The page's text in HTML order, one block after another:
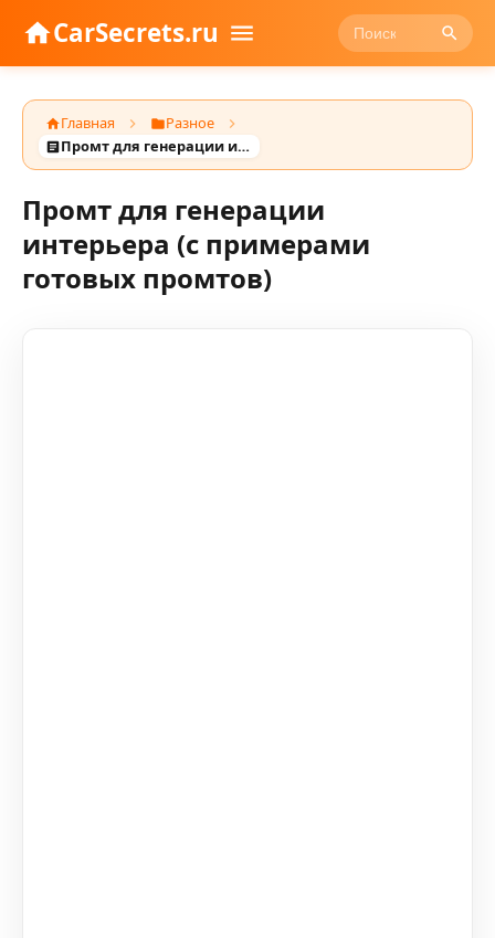
CarSecrets.ru
Главная
Разное
Промт для генерации интерьера (с примерами готовых промтов)
Промт для генерации
интерьера (с примерами
готовых промтов)